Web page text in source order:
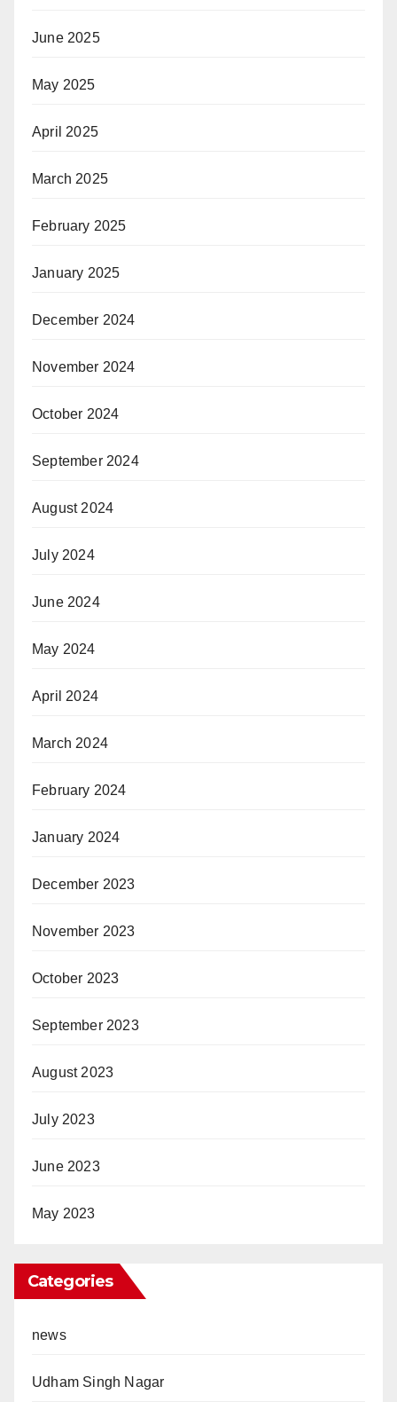
June 2025
May 2025
April 2025
March 2025
February 2025
January 2025
December 2024
November 2024
October 2024
September 2024
August 2024
July 2024
June 2024
May 2024
April 2024
March 2024
February 2024
January 2024
December 2023
November 2023
October 2023
September 2023
August 2023
July 2023
June 2023
May 2023
Categories
news
Udham Singh Nagar